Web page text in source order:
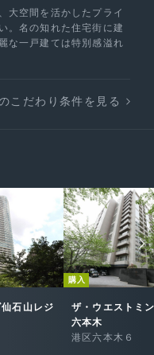
大空間を活かしたプライ
。名の知れた住宅街に建
な一戸建ては特別感溢れ
こだわり条件を見る
石山レジ
購入
ザ・ウエストミ
六本木
港区六本木６